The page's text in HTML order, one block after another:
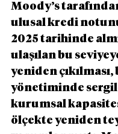
Moody’s
ulusal kredi
2025 tarihinde
ulaşılan bu
yeniden
yönetiminde
kurumsal
ölçekte yeniden